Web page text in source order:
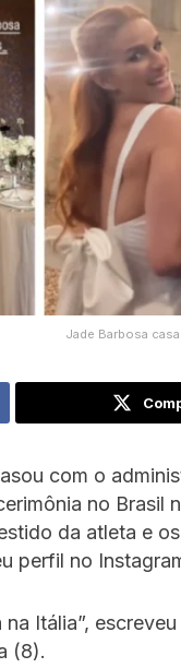
Jade Barbosa
com o
no Brasil
da atleta e
perfil no
Itália”,
(8).